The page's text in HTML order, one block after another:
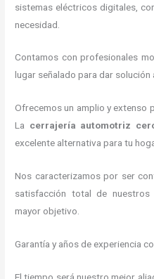
sistemas eléctricos digitales,
necesidad.
Contamos con profesionales
lugar señalado para dar solución
Ofrecemos un amplio y
La cerrajería automotriz
excelente alternativa para tu
Nos caracterizamos por ser
satisfacción total de nuestros
mayor objetivo.
Garantía y años de experiencia